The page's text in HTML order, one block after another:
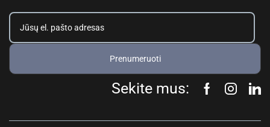
Prenumeruoti
Sekite mus: